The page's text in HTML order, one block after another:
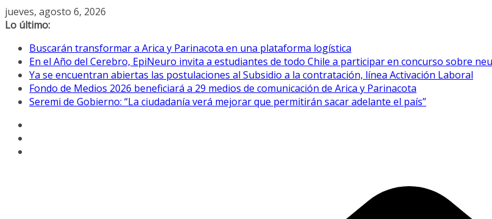
Saltar
al
jueves, agosto 6, 2026
Lo último:
Buscarán transformar a Arica y Parinacota en una plataforma logística
En el Año del Cerebro, EpiNeuro invita a estudiantes de todo Chile a participar en concurso sobre
Ya se encuentran abiertas las postulaciones al Subsidio a la contratación, línea Activación Laboral
Fondo de Medios 2026 beneficiará a 29 medios de comunicación de Arica y Parinacota
Seremi de Gobierno: “La ciudadanía verá mejorar que permitirán sacar adelante el país”